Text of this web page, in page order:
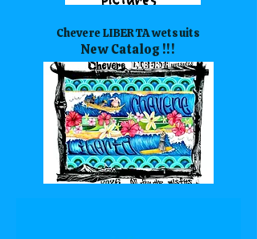
Chevere LIBERTA wetsuits
New Catalog !!!